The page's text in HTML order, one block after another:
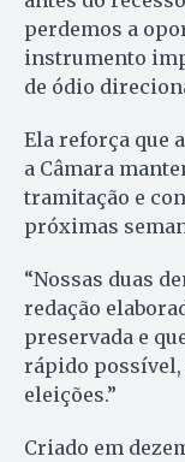
perdemos a
instrumento
de ódio
Ela reforça que
a Câmara
tramitação e
próximas
“Nossas duas
redação
preservada e
rápido possível,
eleições.”
Criado em